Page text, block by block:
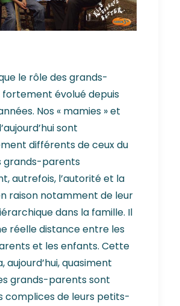
le rôle des grands-
évolué depuis
Nos « mamies » et
sont
différents de ceux du
grands-parents
autrefois, l’autorité et la
raison notamment de leur
dans la famille. Il
réelle distance entre les
et les enfants. Cette
aujourd’hui, quasiment
grands-parents sont
complices de leurs petits-